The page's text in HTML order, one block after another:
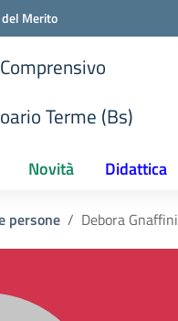
Merito
Terme (Bs)
Novità Didattica
persone Debora Gnaffini